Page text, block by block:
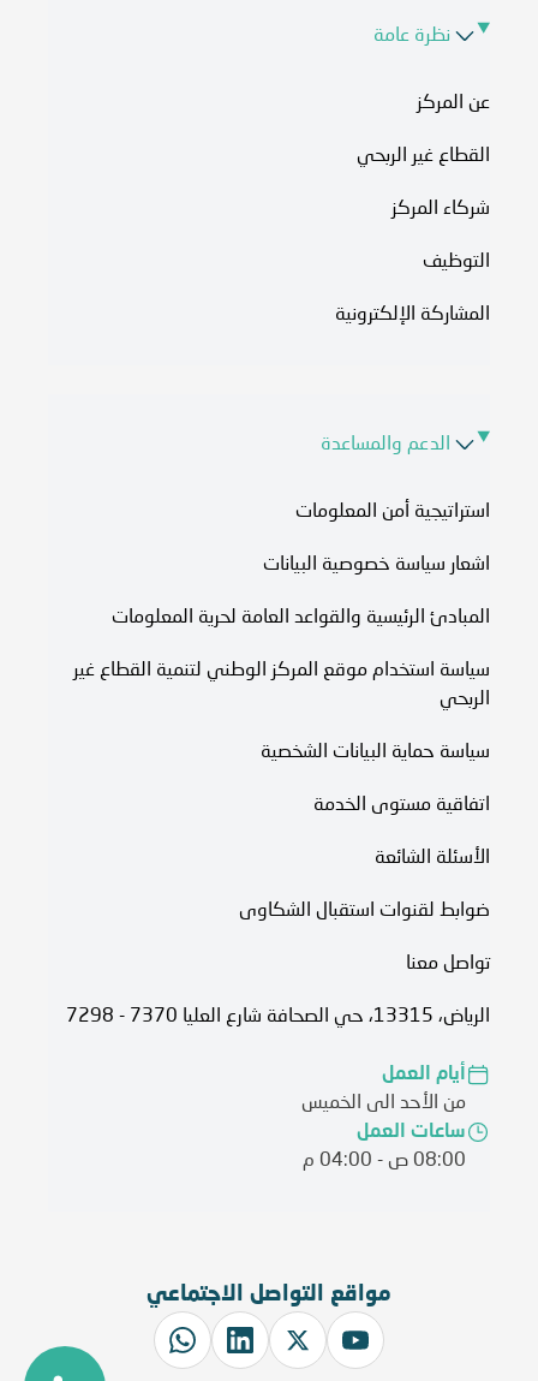
نظرة عامة
عن المركز
القطاع غير الربحي
شركاء المركز
التوظيف
المشاركة الإلكترونية
الدعم والمساعدة
استراتيجية أمن المعلومات
اشعار سياسة خصوصية البيانات
المبادئ الرئيسية والقواعد العامة لحرية المعلومات
سياسة استخدام موقع المركز الوطني لتنمية القطاع غير
الربحي
سياسة حماية البيانات الشخصية
اتفاقية مستوى الخدمة​
الأسئلة الشائعة
ضوابط لقنوات استقبال الشكاوى
تواصل معنا
الرياض، 13315، حي الصحافة شارع العليا 7370 - 7298
أيام العمل
من الأحد الى الخميس
ساعات العمل
08:00 ص - 04:00 م
مواقع التواصل الاجتماعي